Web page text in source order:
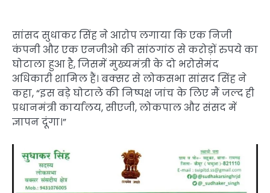
सांसद सुधाकर सिंह ने आरोप लगाया कि एक निजी
कंपनी और एक एनजीओ की सांठगांठ से करोड़ों रुपये का
घोटाला हुआ है, जिसमें मुख्यमंत्री के दो भरोसेमंद
अधिकारी शामिल हैं। बक्सर से लोकसभा सांसद सिंह ने
कहा, “इस बड़े घोटाले की निष्पक्ष जांच के लिए मैं जल्द ही
प्रधानमंत्री कार्यालय, सीएजी, लोकपाल और संसद में
ज्ञापन दूंगा।”